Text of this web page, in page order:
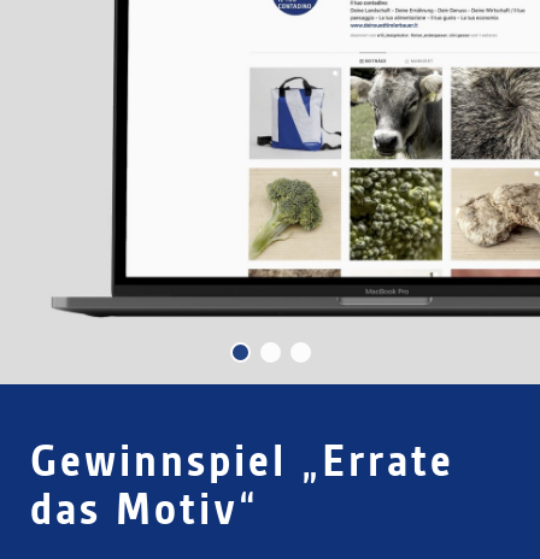
Gewinnspiel „Errate das
Motiv“
Gewinnspiel „Errate
das Motiv“